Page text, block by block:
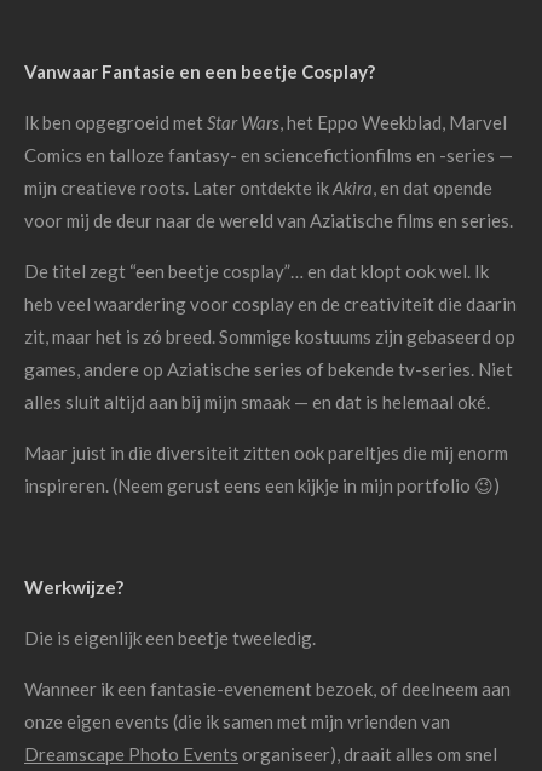
Vanwaar Fantasie en een beetje Cosplay?
Ik ben opgegroeid metStar Wars, het Eppo Weekblad, Marvel
Comics en talloze fantasy- en sciencefictionfilms en -series —
mijn creatieve roots. Later ontdekte ikAkira, en dat opende
voor mij de deur naar de wereld van Aziatische films en series.
De titel zegt “een beetje cosplay”… en dat klopt ook wel. Ik
heb veel waardering voor cosplay en de creativiteit die daarin
zit, maar het is zó breed. Sommige kostuums zijn gebaseerd op
games, andere op Aziatische series of bekende tv-series. Niet
alles sluit altijd aan bij mijn smaak — en dat is helemaal oké.
Maar juist in die diversiteit zitten ook pareltjes die mij enorm
inspireren. (Neem gerust eens een kijkje in mijn portfolio 😉)
Werkwijze?
Die is eigenlijk een beetje tweeledig.
Wanneer ik een fantasie-evenement bezoek, of deelneem aan
onze eigen events (die ik samen met mijn vrienden van
Dreamscape Photo Events organiseer), draait alles om snel